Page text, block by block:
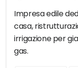
Impresa edile
casa,
irrigazione per
gas.